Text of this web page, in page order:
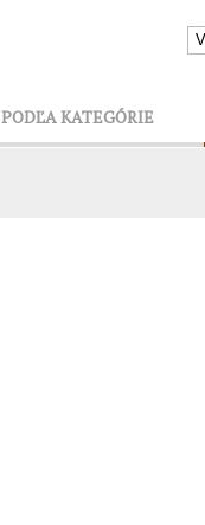
PODĽA KATEGÓRIE